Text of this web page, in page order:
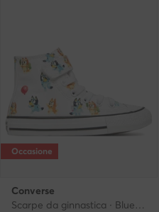
Occasione
Converse
Scarpe da ginnastica · Bluey · Bianco